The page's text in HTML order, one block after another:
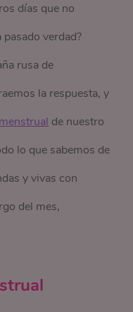
días que no
verdad?
rusa de
la respuesta, y
de nuestro
lo que sabemos de
y vivas con
del mes,